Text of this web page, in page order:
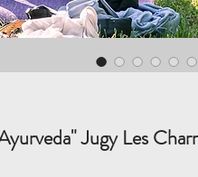
Jugy Les